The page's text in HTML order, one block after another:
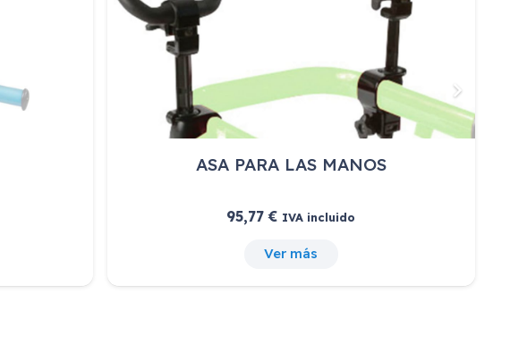
ASA PARA LAS MANOS
95,77€ IVA incluido
Ver más